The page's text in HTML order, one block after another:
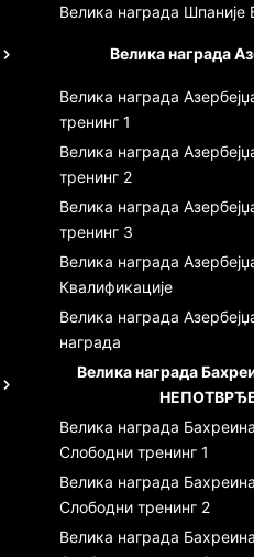
Велика награда Шпаније
Велика награда
Велика награда
тренинг 1
Велика награда
тренинг 2
Велика награда
тренинг 3
Велика награда
Квалификације
Велика награда
награда
Велика награда
Велика награда
Слободни тренинг 1
Велика награда
Слободни тренинг 2
Велика награда